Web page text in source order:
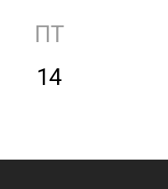
ПТ
14